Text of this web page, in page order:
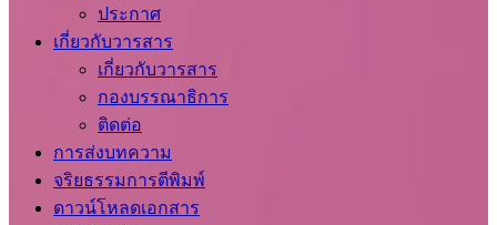
ประกาศ
เกี่ยวกับวารสาร
เกี่ยวกับวารสาร
กองบรรณาธิการ
ติดต่อ
การส่งบทความ
จริยธรรมการตีพิมพ์
ดาวน์โหลดเอกสาร